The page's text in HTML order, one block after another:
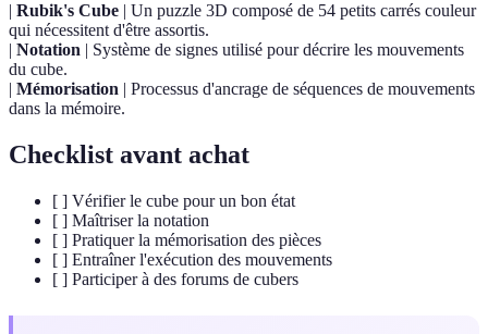
| Rubik's Cube | Un puzzle 3D composé de 54 petits carrés couleur
qui nécessitent d'être assortis.
| Notation | Système de signes utilisé pour décrire les mouvements
du cube.
| Mémorisation | Processus d'ancrage de séquences de mouvements
dans la mémoire.
Checklist avant achat
[ ] Vérifier le cube pour un bon état
[ ] Maîtriser la notation
[ ] Pratiquer la mémorisation des pièces
[ ] Entraîner l'exécution des mouvements
[ ] Participer à des forums de cubers